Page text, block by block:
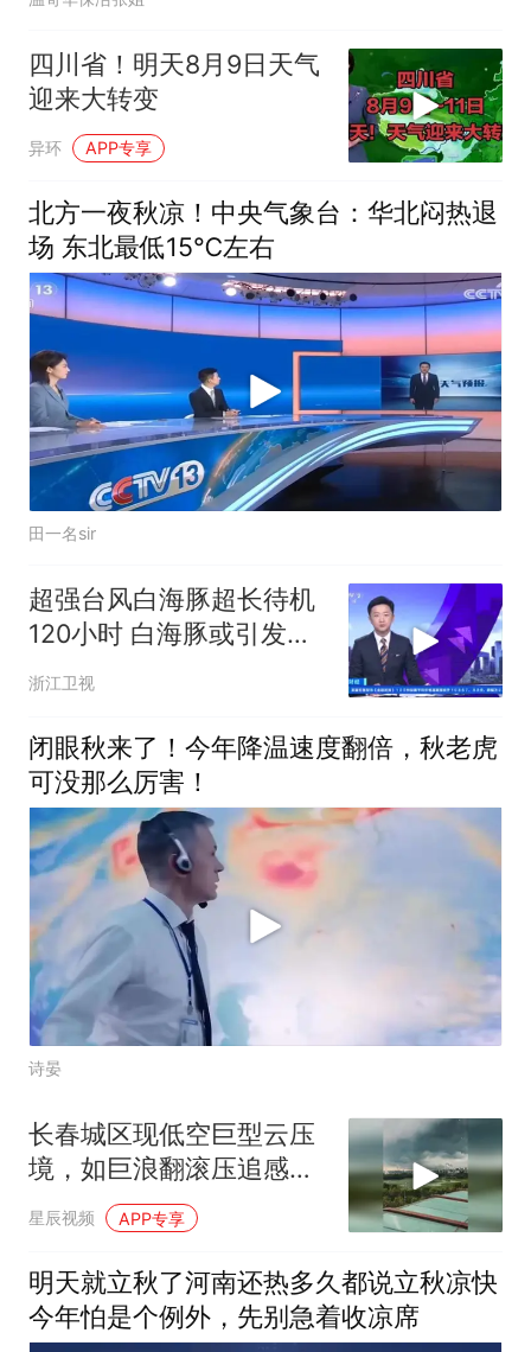
四川省！明天8月9日天气
迎来大转变
异环 APP专享
北方一夜秋凉！中央气象台：华北闷热退
场 东北最低15℃左右
田一名sir
超强台风白海豚超长待机
120小时 白海豚或引发特
大暴雨
浙江卫视
闭眼秋来了！今年降温速度翻倍，秋老虎
可没那么厉害！
诗晏
长春城区现低空巨型云压
境，如巨浪翻滚压追感十
足
星辰视频 APP专享
明天就立秋了河南还热多久都说立秋凉快
今年怕是个例外，先别急着收凉席